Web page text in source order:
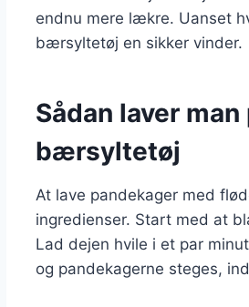
endnu mere lækre. Uanset
bærsyltetøj en sikker vinder.
Sådan laver
bærsyltetøj
At lave pandekager med
ingredienser. Start med at
Lad dejen hvile i et par
og pandekagerne steges,